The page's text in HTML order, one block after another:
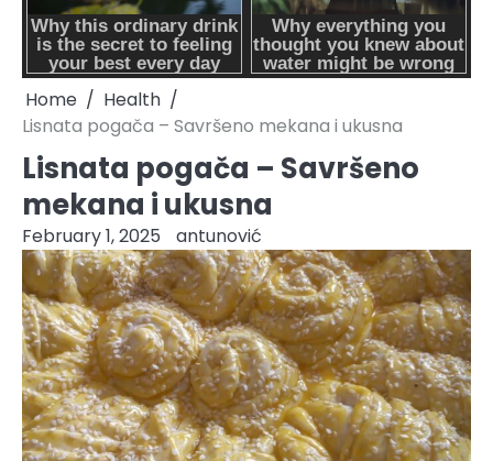
Home
Health
Lisnata pogača – Savršeno mekana i ukusna
Lisnata pogača – Savršeno
mekana i ukusna
February 1, 2025 antunović